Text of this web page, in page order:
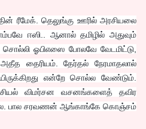
ரீமேக். தெலுங்கு ஊரில் அரசியலை
ஈஸி.. ஆனால் தமிழில் அதுவும்
ஓபிஎஸை போலவே வேடமிட்டு,
தைரியம். தேர்தல் நேரமாதலால்
என்றே சொல்ல வேண்டும்.
விமர்சன வசனங்களைத் தவிர
பால சரவணன் ஆங்காங்கே கொஞ்சம்